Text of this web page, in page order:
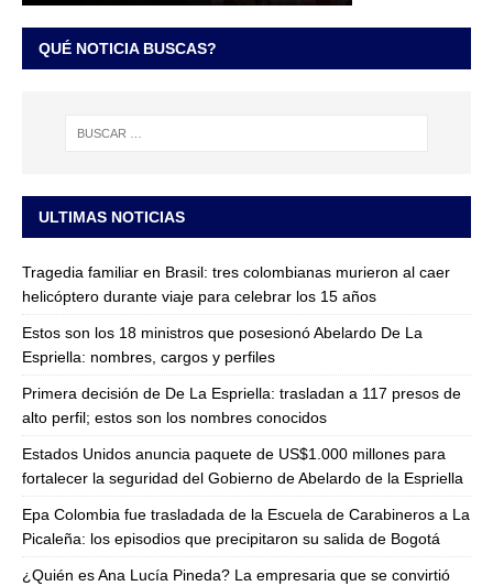
QUÉ NOTICIA BUSCAS?
ULTIMAS NOTICIAS
Tragedia familiar en Brasil: tres colombianas murieron al caer
helicóptero durante viaje para celebrar los 15 años
Estos son los 18 ministros que posesionó Abelardo De La
Espriella: nombres, cargos y perfiles
Primera decisión de De La Espriella: trasladan a 117 presos de
alto perfil; estos son los nombres conocidos
Estados Unidos anuncia paquete de US$1.000 millones para
fortalecer la seguridad del Gobierno de Abelardo de la Espriella
Epa Colombia fue trasladada de la Escuela de Carabineros a La
Picaleña: los episodios que precipitaron su salida de Bogotá
¿Quién es Ana Lucía Pineda? La empresaria que se convirtió